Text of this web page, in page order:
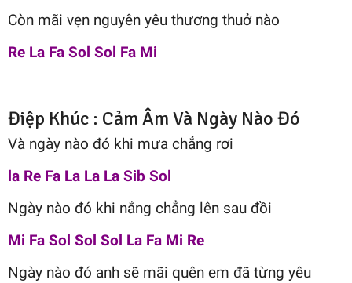
Còn mãi vẹn nguyên yêu thương thuở nào
Re La Fa Sol Sol Fa Mi
Điệp Khúc : Cảm Âm Và Ngày Nào Đó
Và ngày nào đó khi mưa chẳng rơi
la Re Fa La La La Sib Sol
Ngày nào đó khi nắng chẳng lên sau đồi
Mi Fa Sol Sol Sol La Fa Mi Re
Ngày nào đó anh sẽ mãi quên em đã từng yêu